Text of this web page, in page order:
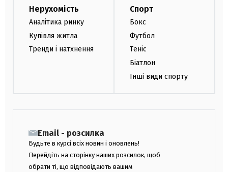
Нерухомість
Аналітика ринку
Купівля житла
Тренди і натхнення
Спорт
Бокс
Футбол
Теніс
Біатлон
Інші види спорту
Email - розсилка
Будьте в курсі всіх новин і оновлень!
Перейдіть на сторінку наших розсилок, щоб
обрати ті, що відповідають вашим